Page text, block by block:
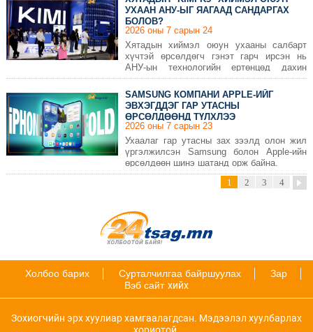
УХААН АНУ-ЫГ ЯАГААД САНДАРГАХ
БОЛОВ?
2026 оны 7 сарын 24
Хятадын хиймэл оюун ухааны салбарт
хүчтэй өрсөлдөгч гэнэт гарч ирсэн нь
АНУ-ын технологийн ертөнцөд дахин
түгшүүр төрүүллээ.
SAMSUNG КОМПАНИ APPLE-ИЙГ
ЭВХЭГДДЭГ ГАР УТАСНЫ
ӨРСӨЛДӨӨНД ТҮЛХЛЭЭ
2026 оны 7 сарын 23
Ухаалаг гар утасны зах зээлд олон жил
үргэлжилсэн Samsung болон Apple-ийн
өрсөлдөөн шинэ шатанд орж байна.
1
2 3 4
Холбоо барих Сурталчилгаа байршуулах
Зар
Вэб сайт хийх
Зохиогчийн эрх хуулиар хамгаалагдсан. Мэдээлэл хуулбарлах
хориотой.